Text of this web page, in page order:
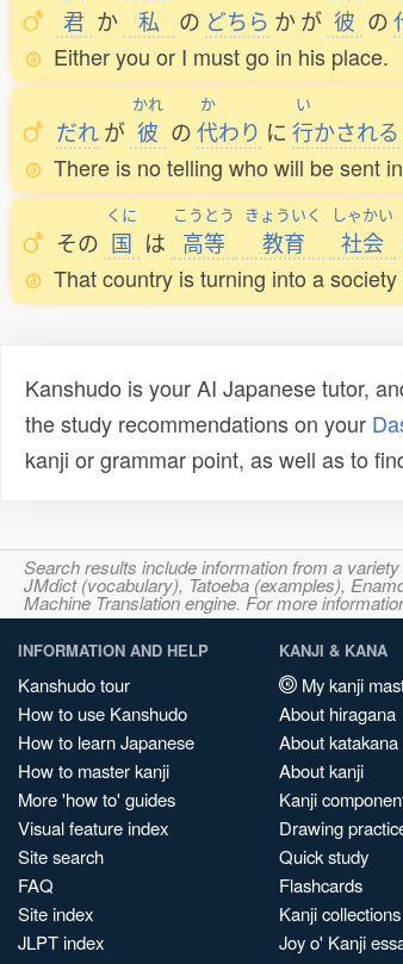
君 か 私 の どちら か が 彼 の
Either you or I must go in his place.
だれが
かれ
彼 の
か
代わり に
い
行かされる
There is no telling who will be sent
その
くに
国 は
こうとう
高等
きょういく
教育
しゃかい
社会
That country is turning into a
Kanshudo is your AI Japanese tutor,
the study recommendations on your
kanji or grammar point, as well as to
Search results include information from a
JMdict (vocabulary), Tatoeba (examples),
Machine Translation engine. For more
INFORMATION AND HELP
Kanshudo tour
How to use Kanshudo
How to learn Japanese
How to master kanji
More 'how to' guides
Visual feature index
Site search
FAQ
Site index
JLPT index
KANJI & KANA
My kanji
About hiragana
About katakana
About kanji
Kanji
Drawing
Quick study
Flashcards
Kanji collections
Joy o' Kanji